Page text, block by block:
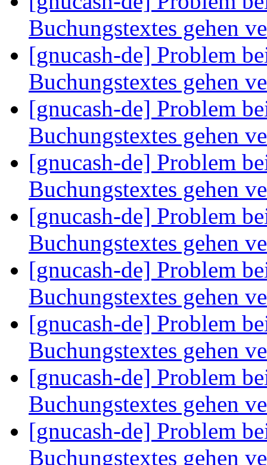
Buchungstextes gehen
[gnucash-de] Problem
Buchungstextes gehen
[gnucash-de] Problem
Buchungstextes gehen
[gnucash-de] Problem
Buchungstextes gehen
[gnucash-de] Problem
Buchungstextes gehen
[gnucash-de] Problem
Buchungstextes gehen
[gnucash-de] Problem
Buchungstextes gehen
[gnucash-de] Problem
Buchungstextes gehen
[gnucash-de] Problem
Buchungstextes gehen